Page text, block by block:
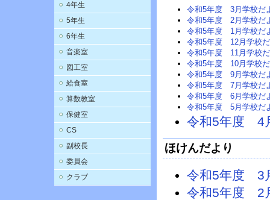
4年生
5年生
6年生
音楽室
図工室
給食室
算数教室
保健室
CS
副校長
委員会
クラブ
令和5年度 3月学校だ
令和5年度 2月学校だ
令和5年度 1月学校だ
令和5年度 12月学校
令和5年度 11月学校
令和5年度 10月学校
令和5年度 9月学校だ
令和5年度 7月学校だ
令和5年度 6月学校だ
令和5年度 5月学校だ
令和5年度 4
ほけんだより
令和5年度 3
令和5年度 2